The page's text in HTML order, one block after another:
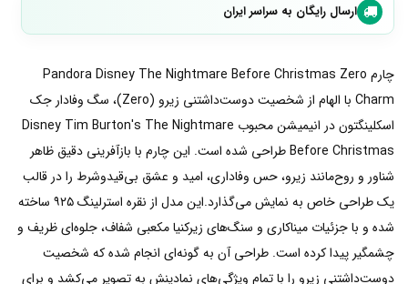
ارسال رایگان به سراسر ایران
چارم Pandora Disney The Nightmare Before Christmas Zero
Charm با الهام از شخصیت دوست‌داشتنی زیرو (Zero)، سگ وفادار جک
اسکلینگتون در انیمیشن محبوب Disney Tim Burton's The Nightmare
Before Christmas طراحی شده است. این چارم با بازآفرینی دقیق ظاهر
شناور و روح‌مانند زیرو، حس وفاداری، امید و عشق بی‌قیدوشرط را در قالب
یک طراحی خاص به نمایش می‌گذارد.این مدل از نقره استرلینگ ۹۲۵ ساخته
شده و با جزئیات میناکاری و سنگ‌های زیرکنیا مکعبی شفاف، جلوه‌ای ظریف و
چشمگیر پیدا کرده است. طراحی آن به گونه‌ای انجام شده که شخصیت
دوست‌داشتنی زیرو را با تمام ویژگی‌های نمادینش به تصویر می‌کشد و برای